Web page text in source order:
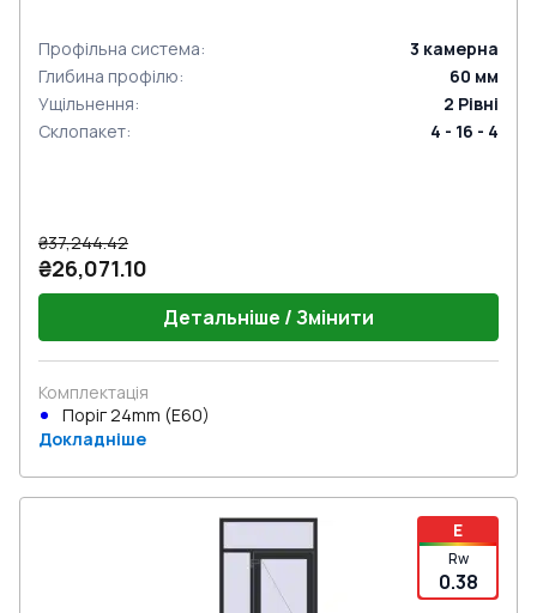
Профільна система: 3 камерна
Глибина профілю: 60 мм
Ущільнення: 2 Рівні
Склопакет: 4 - 16 - 4
₴37,244.42
₴26,071.10
Детальніше / Змінити
Комплектація
Поріг 24mm (E60)
Докладніше
E
Rw
0.38